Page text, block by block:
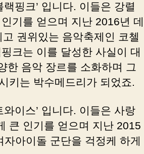
핑크’ 입니다. 이들은 강렬
기를 얻으며 지난 2016년 데
권위있는 음악축제인 코첼
크는 이를 달성한 사실이 대
한 음악 장르를 소화하며 그
키는 박수메드리가 되었죠.
이스’ 입니다. 이들은 사랑
큰 인기를 얻으며 지난 2015
아이돌 군단을 걱정케 하게